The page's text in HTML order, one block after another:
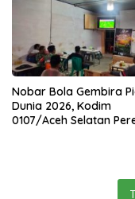
Nobar Bola Gembira
Dunia 2026, Kodim
0107/Aceh Selatan